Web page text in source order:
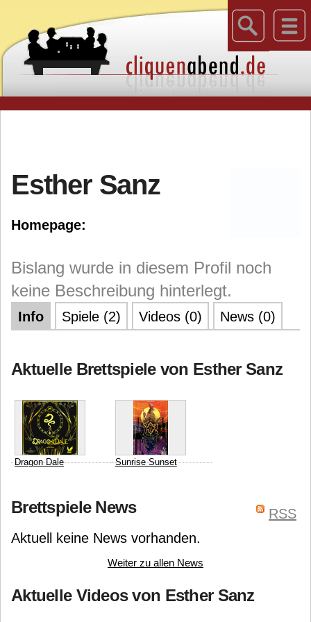
Esther Sanz
Homepage:
Bislang wurde in diesem Profil noch
keine Beschreibung hinterlegt.
Info Spiele (2) Videos (0) News (0)
Aktuelle Brettspiele von Esther Sanz
Dragon Dale
Mehdi Merrouche Peter
Sunrise Sunset
Loko Games RSS
Brettspiele News
Aktuell keine News vorhanden.
Weiter zu allen News
Aktuelle Videos von Esther Sanz